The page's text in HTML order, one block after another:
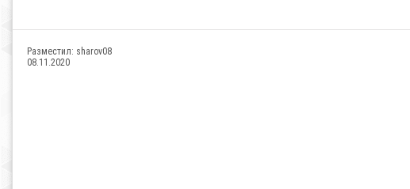
Разместил: sharov08
08.11.2020